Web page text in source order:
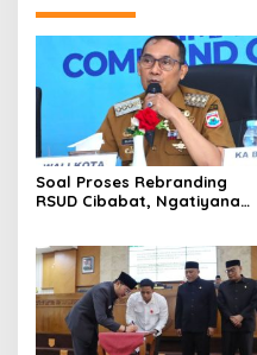
Soal Proses Rebranding
RSUD Cibabat, Ngatiyana